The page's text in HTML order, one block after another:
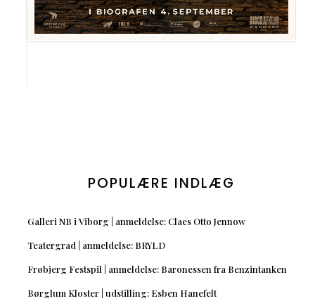
POPULÆRE INDLÆG
Galleri NB i Viborg | anmeldelse: Claes Otto Jennow
Teatergrad | anmeldelse: BRYLD
Frøbjerg Festspil | anmeldelse: Baronessen fra Benzintanken
Børglum Kloster | udstilling: Esben Hanefelt